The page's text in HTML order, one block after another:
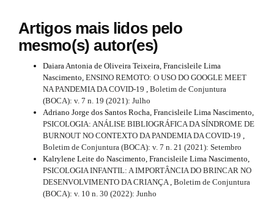
Artigos mais lidos pelo
mesmo(s) autor(es)
Daiara Antonia de Oliveira Teixeira, Francisleile Lima
Nascimento, ENSINO REMOTO: O USO DO GOOGLE MEET
NA PANDEMIA DA COVID-19 , Boletim de Conjuntura
(BOCA): v. 7 n. 19 (2021): Julho
Adriano Jorge dos Santos Rocha, Francisleile Lima Nascimento,
PSICOLOGIA: ANÁLISE BIBLIOGRÁFICA DA SÍNDROME DE
BURNOUT NO CONTEXTO DA PANDEMIA DA COVID-19 ,
Boletim de Conjuntura (BOCA): v. 7 n. 21 (2021): Setembro
Kalrylene Leite do Nascimento, Francisleile Lima Nascimento,
PSICOLOGIA INFANTIL: A IMPORTÂNCIA DO BRINCAR NO
DESENVOLVIMENTO DA CRIANÇA, Boletim de Conjuntura
(BOCA): v. 10 n. 30 (2022): Junho